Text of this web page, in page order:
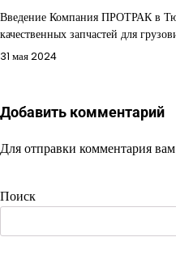
Введение Компания ПРОТРАК в
качественных запчастей для
31 мая 2024
Добавить комментарий
Для отправки комментария
Поиск